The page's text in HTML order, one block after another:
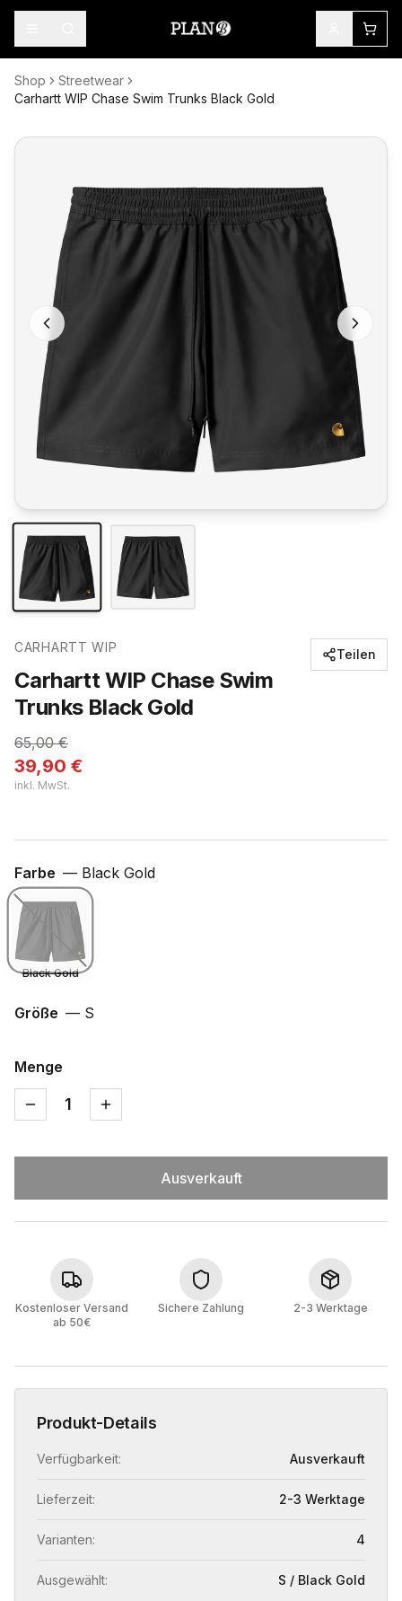
Shop
Streetwear
Carhartt WIP Chase Swim Trunks Black Gold
CARHARTT WIP
Carhartt WIP Chase Swim
Trunks Black Gold
65,00€
39,90 €
inkl. MwSt.
Teilen
Farbe — Black Gold
Black Gold
Größe — S
Menge
1
Ausverkauft
Kostenloser Versand
ab 50€
Sichere Zahlung 2-3 Werktage
Produkt-Details
Verfügbarkeit: Ausverkauft
Lieferzeit: 2-3 Werktage
Varianten: 4
Ausgewählt: S / Black Gold